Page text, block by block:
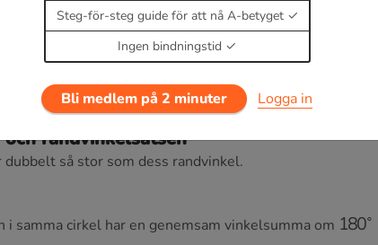
randvinkelsatsen
så stor som dess randvinkel.
samma cirkel har en genemsam vinkelsumma om
180
Steg-för-steg guide för att nå A-betyget
Ingen bindningstid
Bli medlem på 2 minuter Logga in